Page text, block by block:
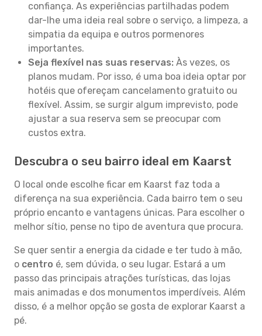
confiança. As experiências partilhadas podem
dar-lhe uma ideia real sobre o serviço, a limpeza, a
simpatia da equipa e outros pormenores
importantes.
Seja flexível nas suas reservas: Às vezes, os
planos mudam. Por isso, é uma boa ideia optar por
hotéis que ofereçam cancelamento gratuito ou
flexível. Assim, se surgir algum imprevisto, pode
ajustar a sua reserva sem se preocupar com
custos extra.
Descubra o seu bairro ideal em Kaarst
O local onde escolhe ficar em Kaarst faz toda a
diferença na sua experiência. Cada bairro tem o seu
próprio encanto e vantagens únicas. Para escolher o
melhor sítio, pense no tipo de aventura que procura.
Se quer sentir a energia da cidade e ter tudo à mão,
o centro é, sem dúvida, o seu lugar. Estará a um
passo das principais atrações turísticas, das lojas
mais animadas e dos monumentos imperdíveis. Além
disso, é a melhor opção se gosta de explorar Kaarst a
pé.